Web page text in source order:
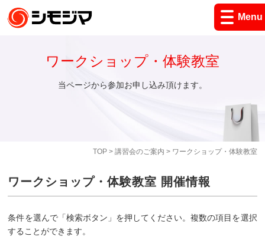
Menu
TOP> 講習会のご案内 > ワークショップ・体験教室
ワークショップ・体験教室
当ページから参加お申し込み頂けます。
ワークショップ・体験教室 開催情報
条件を選んで「検索ボタン」を押してください。複数の項目を選択
することができます。